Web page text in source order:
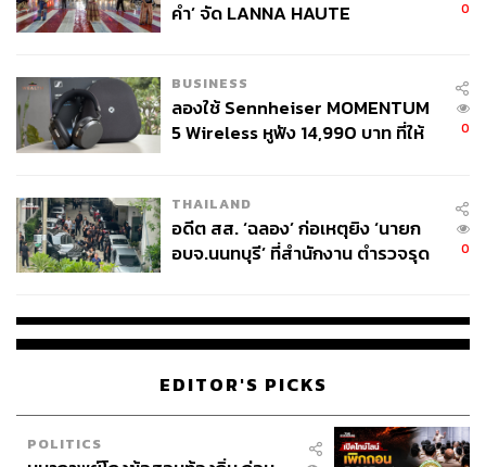
คำ’ จัด LANNA HAUTE
0
BUSINESS
ลองใช้ Sennheiser MOMENTUM
5 Wireless หูฟัง 14,990 บาท ที่ให้
0
THAILAND
อดีต สส. ‘ฉลอง’ ก่อเหตุยิง ‘นายก
อบจ.นนทบุรี’ ที่สำนักงาน ตำรวจรุด
0
EDITOR'S PICKS
POLITICS